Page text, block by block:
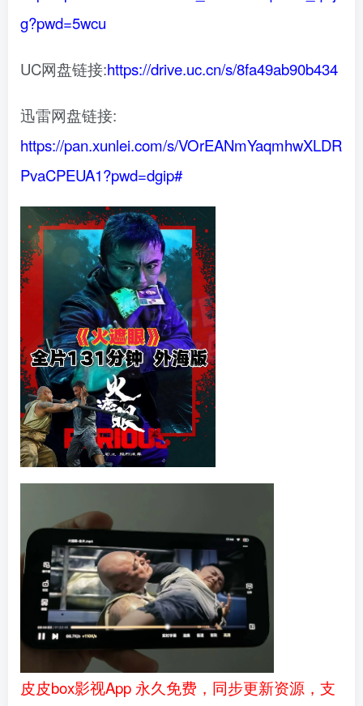
g?pwd=5wcu
UC网盘链接:https://drive.uc.cn/s/8fa49ab90b434
迅雷网盘链接:
https://pan.xunlei.com/s/VOrEANmYaqmhwXLDR
PvaCPEUA1?pwd=dgip#
皮皮box影视App 永久免费，同步更新资源，支